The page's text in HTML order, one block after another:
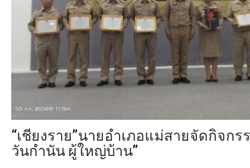
ท
พ
“เชียงราย”นายอำเภอแม่สายจัดกิจก
วันกำนัน ผู้ใหญ่บ้าน”